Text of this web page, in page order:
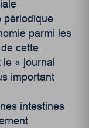
périodique
parmi les
cette
« journal
important
intestines